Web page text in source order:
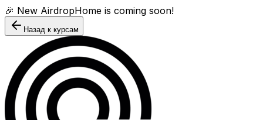
🎉 New AirdropHome is coming soon!
Назад к курсам